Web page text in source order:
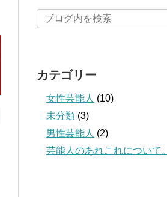
カテゴリー
女性芸能人 (10)
未分類 (3)
男性芸能人 (2)
芸能人のあれこれについて。